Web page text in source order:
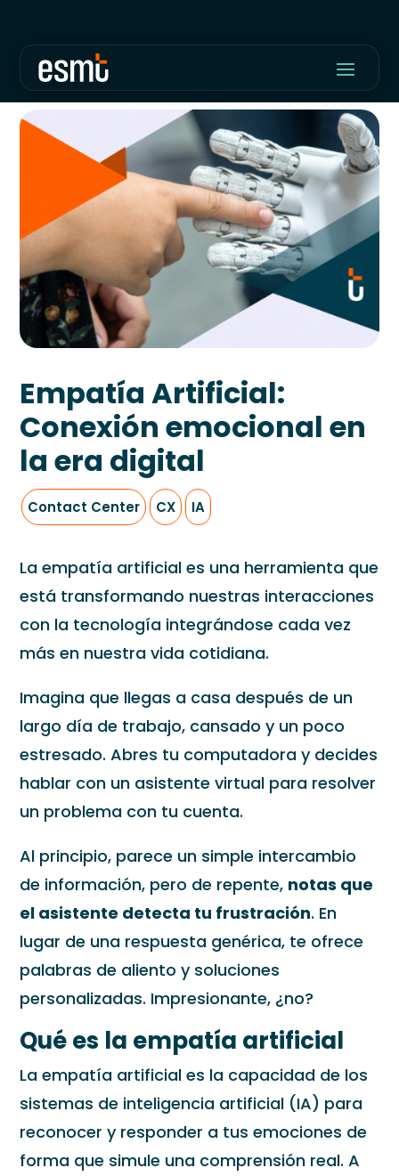
Empatía Artificial:
Conexión emocional en
la era digital
Contact Center CX IA
La empatía artificial es una herramienta que
está transformando nuestras interacciones
con la tecnología integrándose cada vez
más en nuestra vida cotidiana.
Imagina que llegas a casa después de un
largo día de trabajo, cansado y un poco
estresado. Abres tu computadora y decides
hablar con un asistente virtual para resolver
un problema con tu cuenta.
Al principio, parece un simple intercambio
de información, pero de repente, notas que
el asistente detecta tu frustración. En
lugar de una respuesta genérica, te ofrece
palabras de aliento y soluciones
personalizadas. Impresionante, ¿no?
Qué es la empatía artificial
La empatía artificial es la capacidad de los
sistemas de inteligencia artificial (IA) para
reconocer y responder a tus emociones de
forma que simule una comprensión real. A